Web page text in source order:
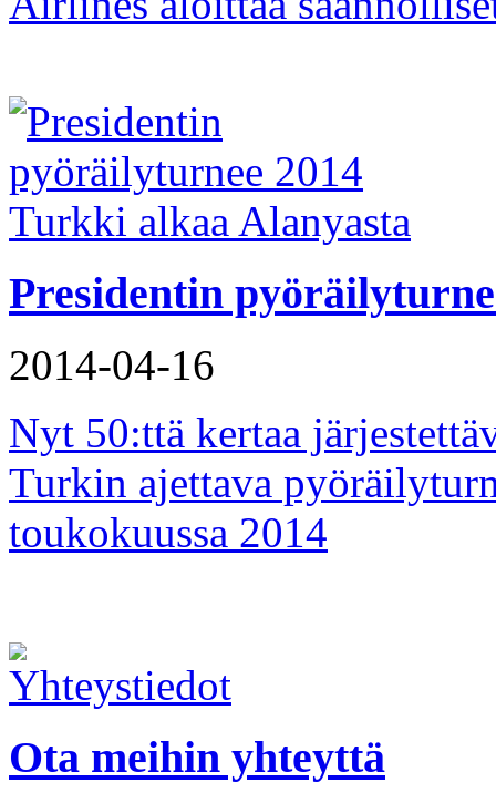
Presidentin
2014-04-16
Nyt 50:ttä kertaa
Turkin ajettava
toukokuussa 2014
Ota meihin yhteyttä